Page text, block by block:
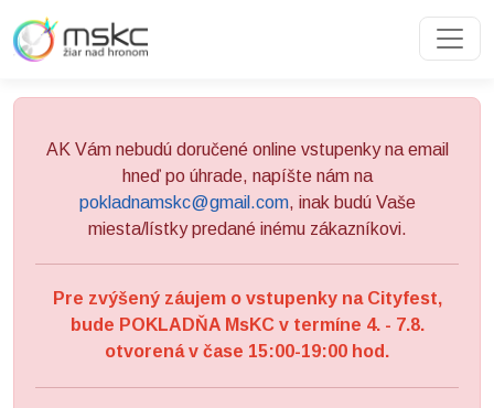
AK Vám nebudú doručené online vstupenky na email
hneď po úhrade, napíšte nám na
pokladnamskc@gmail.com, inak budú Vaše
miesta/lístky predané inému zákazníkovi.
Pre zvýšený záujem o vstupenky na Cityfest,
bude POKLADŇA MsKC v termíne 4. - 7.8.
otvorená v čase 15:00-19:00 hod.